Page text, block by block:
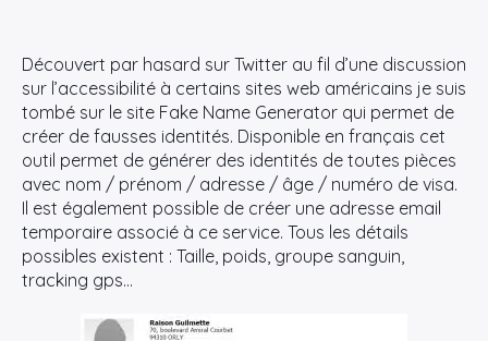
Découvert par hasard sur Twitter au fil d’une discussion
sur l’accessibilité à certains sites web américains je suis
tombé sur le site Fake Name Generator qui permet de
créer de fausses identités. Disponible en français cet
outil permet de générer des identités de toutes pièces
avec nom / prénom / adresse / âge / numéro de visa.
Il est également possible de créer une adresse email
temporaire associé à ce service. Tous les détails
possibles existent : Taille, poids, groupe sanguin,
tracking gps…